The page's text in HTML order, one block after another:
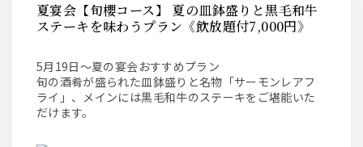
夏宴会【旬櫻コース】 夏の皿鉢盛りと黒毛和牛
ステーキを味わうプラン《飲放題付7,000円》
5月19日～夏の宴会おすすめプラン
旬の酒肴が盛られた皿鉢盛りと名物「サーモンレアフ
ライ」、メインには黒毛和牛のステーキをご堪能いた
だけます。